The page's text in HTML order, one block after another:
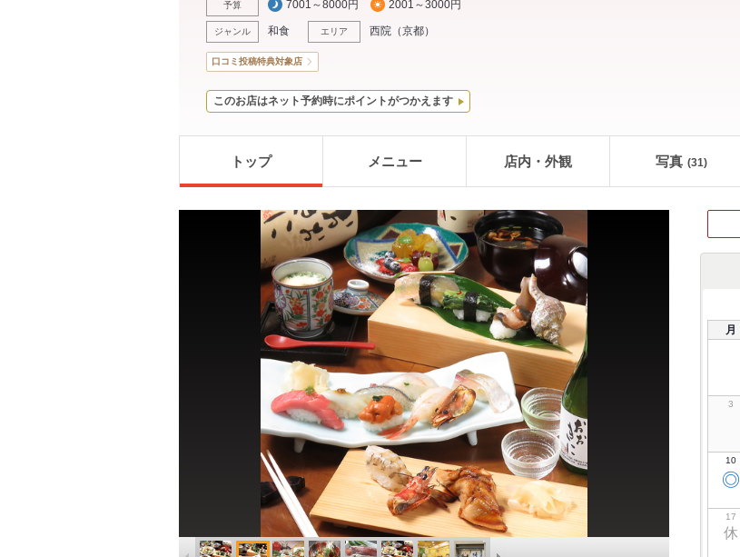
予算 7001～8000円 2001～3000円
ジャンル 和食 エリア 西院 （京都）
口コミ投稿特典対象店
このお店はネット予約時にポイントがつかえます
トップ メニュー 店内・外観 写真 (31)
月
3
10
◎
17
休